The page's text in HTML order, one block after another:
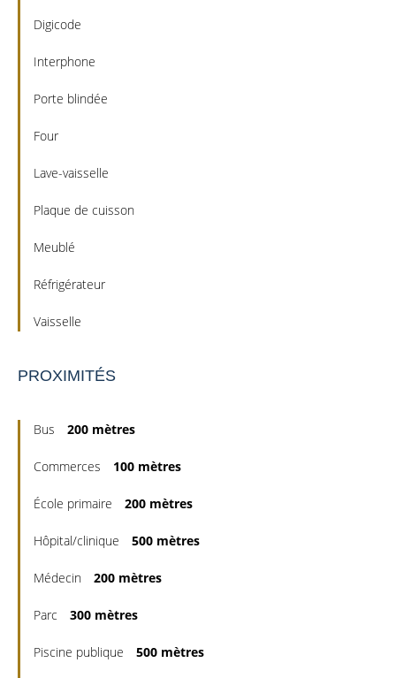
Digicode
Interphone
Porte blindée
Four
Lave-vaisselle
Plaque de cuisson
Meublé
Réfrigérateur
Vaisselle
PROXIMITÉS
Bus 200 mètres
Commerces 100 mètres
École primaire 200 mètres
Hôpital/clinique 500 mètres
Médecin 200 mètres
Parc 300 mètres
Piscine publique 500 mètres